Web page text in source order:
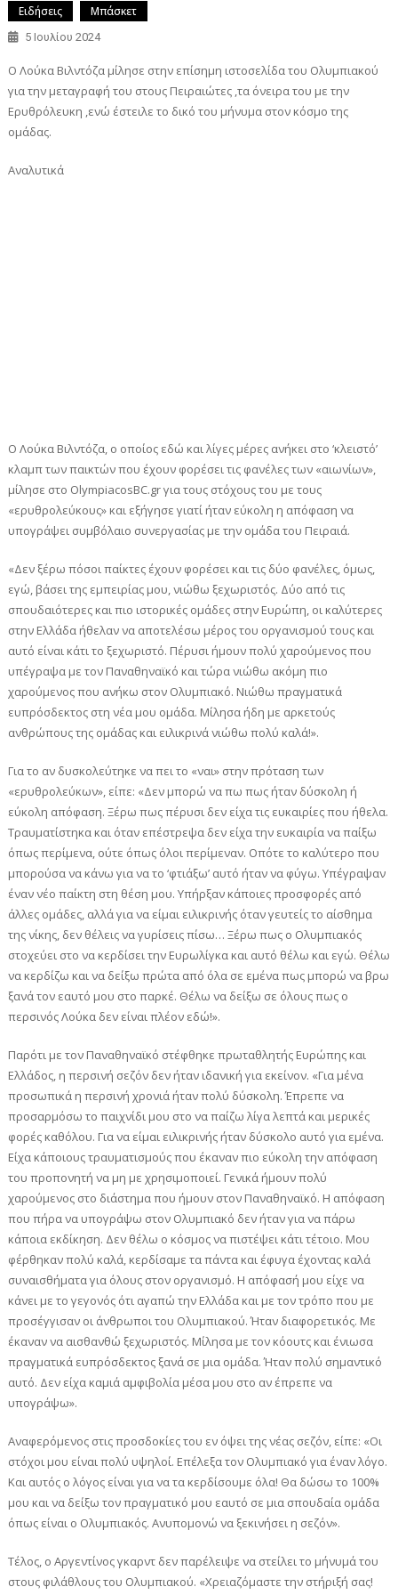
Ειδήσεις Μπάσκετ
5 Ιουλίου 2024
Ο Λούκα Βιλντόζα μίλησε στην επίσημη ιστοσελίδα του Ολυμπιακού
για την μεταγραφή του στους Πειραιώτες ,τα όνειρα του με την
Ερυθρόλευκη ,ενώ έστειλε το δικό του μήνυμα στον κόσμο της
ομάδας.
Αναλυτικά
Ο Λούκα Βιλντόζα, ο οποίος εδώ και λίγες μέρες ανήκει στο ‘κλειστό’
κλαμπ των παικτών που έχουν φορέσει τις φανέλες των «αιωνίων»,
μίλησε στο OlympiacosBC.gr για τους στόχους του με τους
«ερυθρολεύκους» και εξήγησε γιατί ήταν εύκολη η απόφαση να
υπογράψει συμβόλαιο συνεργασίας με την ομάδα του Πειραιά.
«Δεν ξέρω πόσοι παίκτες έχουν φορέσει και τις δύο φανέλες, όμως,
εγώ, βάσει της εμπειρίας μου, νιώθω ξεχωριστός. Δύο από τις
σπουδαιότερες και πιο ιστορικές ομάδες στην Ευρώπη, οι καλύτερες
στην Ελλάδα ήθελαν να αποτελέσω μέρος του οργανισμού τους και
αυτό είναι κάτι το ξεχωριστό. Πέρυσι ήμουν πολύ χαρούμενος που
υπέγραψα με τον Παναθηναϊκό και τώρα νιώθω ακόμη πιο
χαρούμενος που ανήκω στον Ολυμπιακό. Νιώθω πραγματικά
ευπρόσδεκτος στη νέα μου ομάδα. Μίλησα ήδη με αρκετούς
ανθρώπους της ομάδας και ειλικρινά νιώθω πολύ καλά!».
Για το αν δυσκολεύτηκε να πει το «ναι» στην πρόταση των
«ερυθρολεύκων», είπε: «Δεν μπορώ να πω πως ήταν δύσκολη ή
εύκολη απόφαση. Ξέρω πως πέρυσι δεν είχα τις ευκαιρίες που ήθελα.
Τραυματίστηκα και όταν επέστρεψα δεν είχα την ευκαιρία να παίξω
όπως περίμενα, ούτε όπως όλοι περίμεναν. Οπότε το καλύτερο που
μπορούσα να κάνω για να το ‘φτιάξω’ αυτό ήταν να φύγω. Υπέγραψαν
έναν νέο παίκτη στη θέση μου. Υπήρξαν κάποιες προσφορές από
άλλες ομάδες, αλλά για να είμαι ειλικρινής όταν γευτείς το αίσθημα
της νίκης, δεν θέλεις να γυρίσεις πίσω… Ξέρω πως ο Ολυμπιακός
στοχεύει στο να κερδίσει την Ευρωλίγκα και αυτό θέλω και εγώ. Θέλω
να κερδίζω και να δείξω πρώτα από όλα σε εμένα πως μπορώ να βρω
ξανά τον εαυτό μου στο παρκέ. Θέλω να δείξω σε όλους πως ο
περσινός Λούκα δεν είναι πλέον εδώ!».
Παρότι με τον Παναθηναϊκό στέφθηκε πρωταθλητής Ευρώπης και
Ελλάδος, η περσινή σεζόν δεν ήταν ιδανική για εκείνον. «Για μένα
προσωπικά η περσινή χρονιά ήταν πολύ δύσκολη. Έπρεπε να
προσαρμόσω το παιχνίδι μου στο να παίζω λίγα λεπτά και μερικές
φορές καθόλου. Για να είμαι ειλικρινής ήταν δύσκολο αυτό για εμένα.
Είχα κάποιους τραυματισμούς που έκαναν πιο εύκολη την απόφαση
του προπονητή να μη με χρησιμοποιεί. Γενικά ήμουν πολύ
χαρούμενος στο διάστημα που ήμουν στον Παναθηναϊκό. Η απόφαση
που πήρα να υπογράψω στον Ολυμπιακό δεν ήταν για να πάρω
κάποια εκδίκηση. Δεν θέλω ο κόσμος να πιστέψει κάτι τέτοιο. Μου
φέρθηκαν πολύ καλά, κερδίσαμε τα πάντα και έφυγα έχοντας καλά
συναισθήματα για όλους στον οργανισμό. Η απόφασή μου είχε να
κάνει με το γεγονός ότι αγαπώ την Ελλάδα και με τον τρόπο που με
προσέγγισαν οι άνθρωποι του Ολυμπιακού. Ήταν διαφορετικός. Με
έκαναν να αισθανθώ ξεχωριστός. Μίλησα με τον κόουτς και ένιωσα
πραγματικά ευπρόσδεκτος ξανά σε μια ομάδα. Ήταν πολύ σημαντικό
αυτό. Δεν είχα καμιά αμφιβολία μέσα μου στο αν έπρεπε να
υπογράψω».
Αναφερόμενος στις προσδοκίες του εν όψει της νέας σεζόν, είπε: «Οι
στόχοι μου είναι πολύ υψηλοί. Επέλεξα τον Ολυμπιακό για έναν λόγο.
Και αυτός ο λόγος είναι για να τα κερδίσουμε όλα! Θα δώσω το 100%
μου και να δείξω τον πραγματικό μου εαυτό σε μια σπουδαία ομάδα
όπως είναι ο Ολυμπιακός. Ανυπομονώ να ξεκινήσει η σεζόν».
Τέλος, ο Αργεντίνος γκαρντ δεν παρέλειψε να στείλει το μήνυμά του
στους φιλάθλους του Ολυμπιακού. «Χρειαζόμαστε την στήριξή σας!